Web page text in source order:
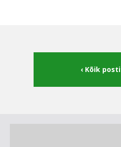
Kõik